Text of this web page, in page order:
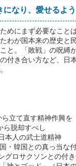
になり、愛せるよ
めにまず必要なこと
わが国本来の歴史と
と。「敗戦」の呪縛
付き合い方など、日
立て直す精神作興を
ら脱却すべし
本人の武士道精神
・韓国との真っ当な
ロサクソンとの付